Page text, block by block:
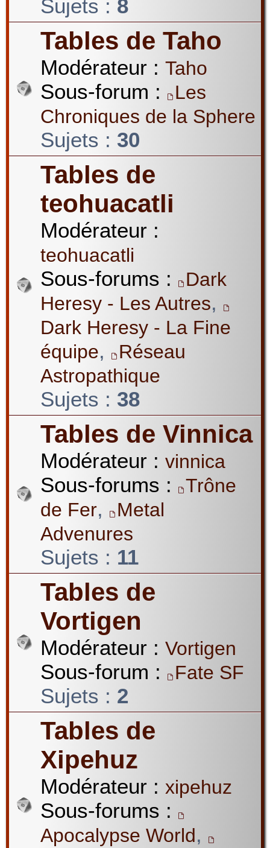
Sujets : 8
Tables de Taho
Modérateur : Taho
Sous-forum :
Les
Chroniques de la Sphere
Sujets : 30
Tables de
teohuacatli
Modérateur :
teohuacatli
Sous-forums :
Dark
Heresy - Les Autres,
Dark Heresy - La Fine
équipe,
Réseau
Astropathique
Sujets : 38
Tables de Vinnica
Modérateur : vinnica
Sous-forums :
Trône
de Fer,
Metal
Advenures
Sujets : 11
Tables de
Vortigen
Modérateur : Vortigen
Sous-forum : Fate SF
Sujets : 2
Tables de
Xipehuz
Modérateur : xipehuz
Sous-forums :
Apocalypse World,